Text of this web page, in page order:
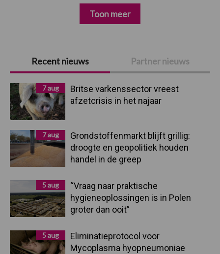
Primaire
Sidebar
Recent nieuws Partner nieuws
7 aug
Britse varkenssector vreest
afzetcrisis in het najaar
7 aug
Grondstoffenmarkt blijft grillig:
droogte en geopolitiek houden
handel in de greep
5 aug
“Vraag naar praktische
hygieneoplossingen is in Polen
groter dan ooit”
5 aug
Eliminatieprotocol voor
Mycoplasma hyopneumoniae
Toon meer